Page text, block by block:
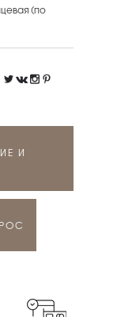
(по
И